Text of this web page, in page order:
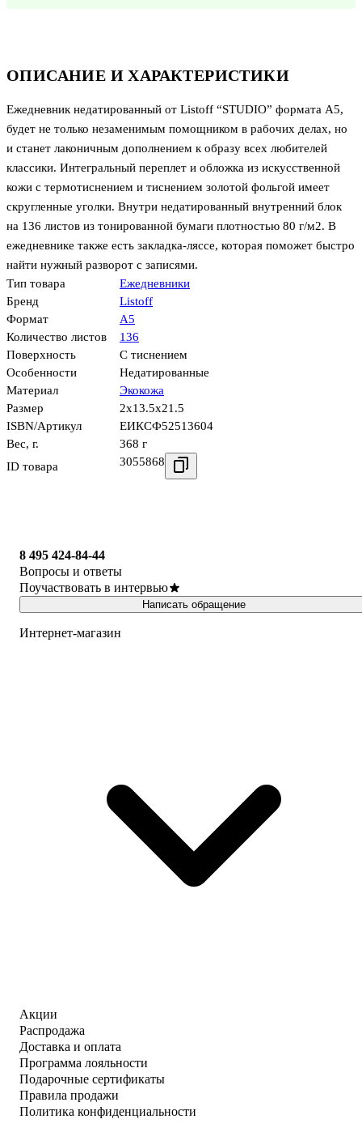
ОПИСАНИЕ И ХАРАКТЕРИСТИКИ
Ежедневник недатированный от Listoff “STUDIO” формата А5,
будет не только незаменимым помощником в рабочих делах, но
и станет лаконичным дополнением к образу всех любителей
классики. Интегральный переплет и обложка из искусственной
кожи с термотиснением и тиснением золотой фольгой имеет
скругленные уголки. Внутри недатированный внутренний блок
на 136 листов из тонированной бумаги плотностью 80 г/м2. В
ежедневнике также есть закладка-ляссе, которая поможет быстро
найти нужный разворот с записями.
Тип товара
Ежедневники
Бренд
Listoff
Формат
А5
Количество листов
136
Поверхность
С тиснением
Особенности
Недатированные
Материал
Экокожа
Размер
2x13.5x21.5
ISBN/Артикул
ЕИКСФ52513604
Вес, г.
368 г
ID товара
3055868
8 495 424-84-44
Вопросы и ответы
Поучаствовать в интервью
Написать обращение
Интернет-магазин
Акции
Распродажа
Доставка и оплата
Программа лояльности
Подарочные сертификаты
Правила продажи
Политика конфиденциальности